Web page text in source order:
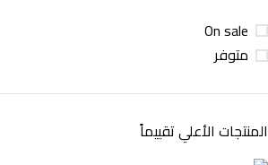
On sale
متوفر
المنتجات الأعلي تقييماً